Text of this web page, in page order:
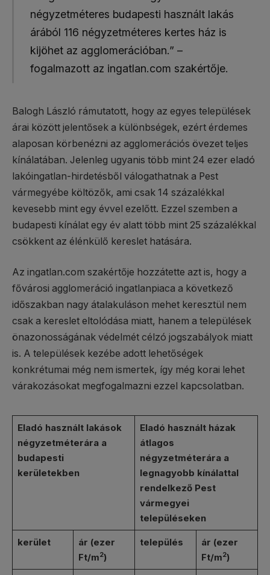
négyzetméteres budapesti használt lakás
árából 116 négyzetméteres kertes ház is
kijöhet az agglomerációban.” –
fogalmazott az ingatlan.com szakértője.
Balogh László rámutatott, hogy az egyes települések
árai között jelentősek a különbségek, ezért érdemes
alaposan körbenézni az agglomerációs övezet teljes
kínálatában. Jelenleg ugyanis több mint 24 ezer eladó
lakóingatlan-hirdetésből válogathatnak a Pest
vármegyébe költözők, ami csak 14 százalékkal
kevesebb mint egy évvel ezelőtt. Ezzel szemben a
budapesti kínálat egy év alatt több mint 25 százalékkal
csökkent az élénkülő kereslet hatására.
Az ingatlan.com szakértője hozzátette azt is, hogy a
fővárosi agglomeráció ingatlanpiaca a következő
időszakban nagy átalakuláson mehet keresztül nem
csak a kereslet eltolódása miatt, hanem a települések
önazonosságának védelmét célzó jogszabályok miatt
is. A települések kezébe adott lehetőségek
konkrétumai még nem ismertek, így még korai lehet
várakozásokat megfogalmazni ezzel kapcsolatban.
Eladó használt lakások
négyzetméterára a
budapesti
kerületekben
Eladó használt házak
átlagos
négyzetméterára a
legnagyobb kínálattal
rendelkező Pest
vármegyei
településeken
kerület
ár (ezer
Ft/m2)
település
ár (ezer
Ft/m2)